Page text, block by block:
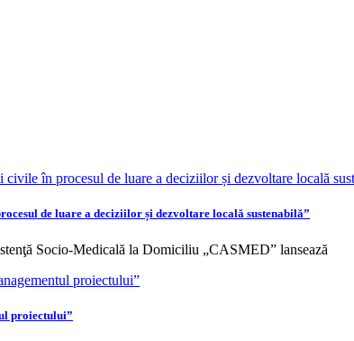
de luare a deciziilor și dezvoltare locală sustenabilă”
Socio-Medicală la Domiciliu „CASMED” lansează
proiectului”